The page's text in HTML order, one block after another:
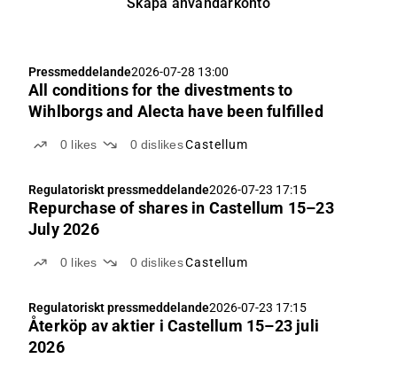
Pressmeddelande2026-07-28 13:00
All conditions for the divestments to
Wihlborgs and Alecta have been fulfilled
0 likes 0 dislikesCastellum
Regulatoriskt pressmeddelande2026-07-23 17:15
Repurchase of shares in Castellum 15–23
July 2026
0 likes 0 dislikesCastellum
Regulatoriskt pressmeddelande2026-07-23 17:15
Återköp av aktier i Castellum 15–23 juli
2026